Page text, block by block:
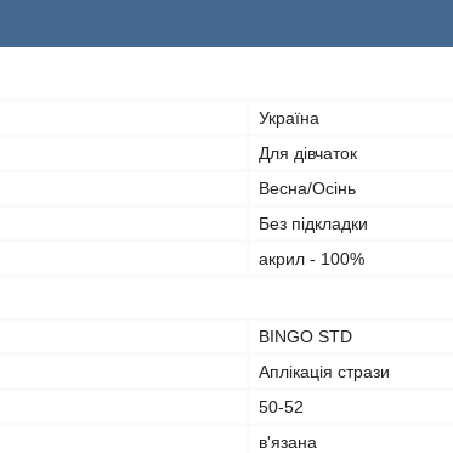
Україна
Для дівчаток
Весна/Осінь
Без підкладки
акрил - 100%
BINGO STD
Аплікація стрази
50-52
в'язана